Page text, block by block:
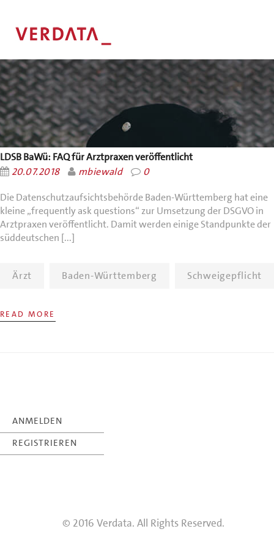
LDSB BaWü: FAQ für Arztpraxen veröffentlicht
20.07.2018
mbiewald
0
Die Datenschutzaufsichtsbehörde Baden-Württemberg hat eine
kleine „frequently ask questions“ zur Umsetzung der DSGVO in
Arztpraxen veröffentlicht. Damit werden einige Standpunkte der
süddeutschen [...]
Ärzt Baden-Württemberg Schweigepflicht
READ MORE
ANMELDEN
REGISTRIEREN
© 2016 Verdata. All Rights Reserved.